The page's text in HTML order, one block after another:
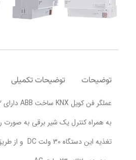
توضیحات توضیحات تکمیلی
عملگر فن کویل KNX ساخت ABB دارای 2 کانال 230 ولت 6 آمپر با قابلیت کنترل 3 دور فن
به همراه کنترل یک شیر برقی به
تغذیه این دستگاه 30 ولت DC و از طریق منبع تغذیه KNX تامین می گردد.